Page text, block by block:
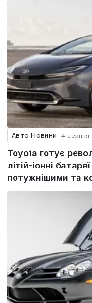
Авто Новини 4 серпня
Toyota готує
літій-іонні
потужнішими та